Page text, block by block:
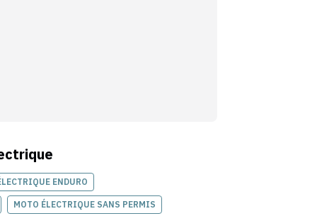
ENDURO
MOTO ÉLECTRIQUE SANS PERMIS